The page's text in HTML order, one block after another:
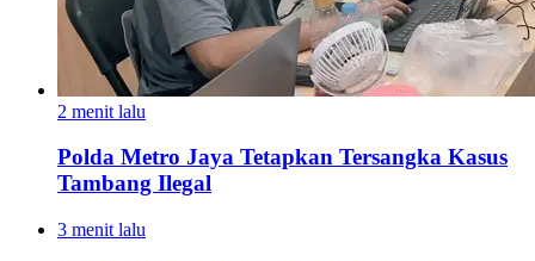
2 menit lalu
Polda Metro Jaya Tetapkan Tersangka Kasus
Tambang Ilegal
3 menit lalu